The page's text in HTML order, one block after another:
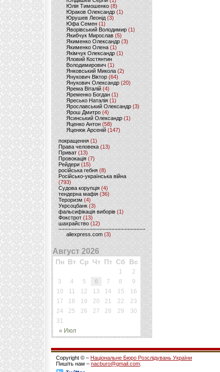
Юлія Тимошенко (8)
Юраков Олександр (1)
Юрушев Леонід (3)
Юфа Семен (1)
Яворівський Володимир (1)
Якибчук Мирослав (5)
Якименко Олександр (3)
Якименко Олена(1)
Якімчук Олександр (1)
Яловий Костянтин
Володимирович (1)
Янковський Микола(2)
Янукович Віктор (64)
Янукович Олександр(20)
Ярема Віталій(4)
Яременко Богдан(1)
Яресько Наталія(1)
Ярославський Олександр (3)
Ярош Дмитро (4)
Ясинський Олександр (1)
Яценко Антон(58)
Яценюк Арсеній (147)
покращення (1)
Права человека(13)
Приват (13)
Провокація (7)
Рейдери (15)
російська гебня (8)
Російсько-українська війна
(793)
Судова корупція (4)
тендерна мафія (36)
Тероризм (4)
Укрсоцбанк (3)
фальсифікація виборів (1)
Фокстрот(13)
шахрайство (12)
aliexpress.com (3)
Август 2026
Пн Вт Ср Чт Пт Сб Вс
« Июл
1
2
3
4 5 6 7 8
9
10
11 12 13 14 15
16
17
18 19 20 21 22
23
24
25 26 27 28 29
30
31
Copyright © – Національне Бюро Розслідувань України
Пишіть нам – nacburo@gmail.com